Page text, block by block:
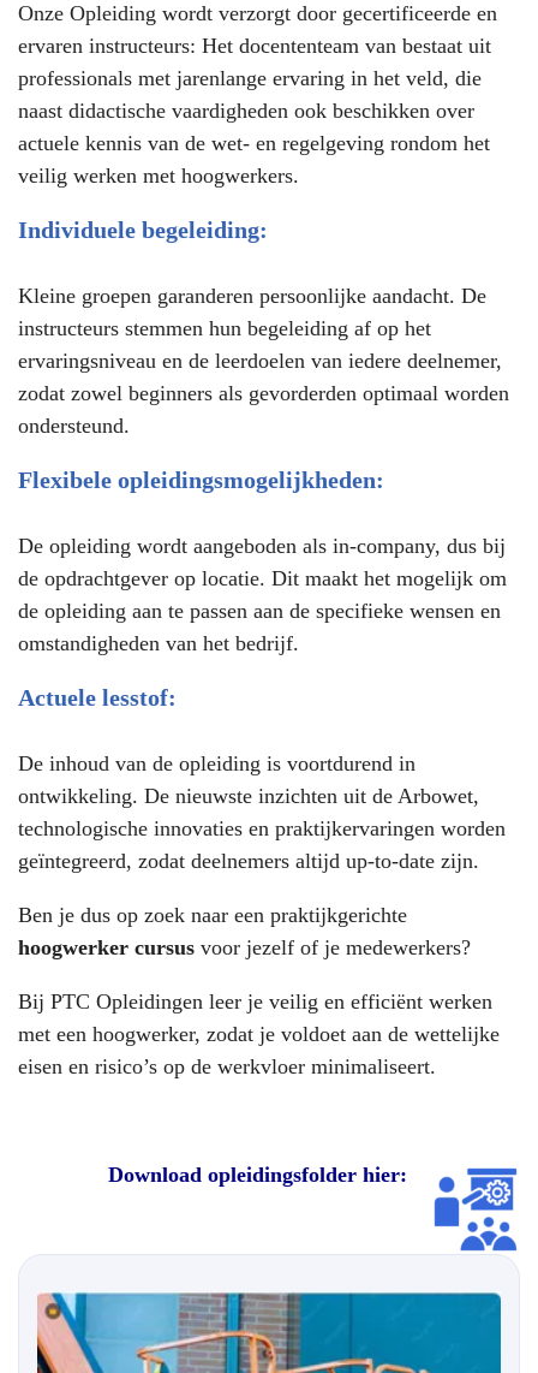
Onze Opleiding wordt verzorgt door gecertificeerde en
ervaren instructeurs: Het docententeam van bestaat uit
professionals met jarenlange ervaring in het veld, die
naast didactische vaardigheden ook beschikken over
actuele kennis van de wet- en regelgeving rondom het
veilig werken met hoogwerkers.
Individuele begeleiding:
Kleine groepen garanderen persoonlijke aandacht. De
instructeurs stemmen hun begeleiding af op het
ervaringsniveau en de leerdoelen van iedere deelnemer,
zodat zowel beginners als gevorderden optimaal worden
ondersteund.
Flexibele opleidingsmogelijkheden:
De opleiding wordt aangeboden als in-company, dus bij
de opdrachtgever op locatie. Dit maakt het mogelijk om
de opleiding aan te passen aan de specifieke wensen en
omstandigheden van het bedrijf.
Actuele lesstof:
De inhoud van de opleiding is voortdurend in
ontwikkeling. De nieuwste inzichten uit de Arbowet,
technologische innovaties en praktijkervaringen worden
geïntegreerd, zodat deelnemers altijd up-to-date zijn.
Ben je dus op zoek naar een praktijkgerichte
hoogwerker cursus voor jezelf of je medewerkers?
Bij PTC Opleidingen leer je veilig en efficiënt werken
met een hoogwerker, zodat je voldoet aan de wettelijke
eisen en risico’s op de werkvloer minimaliseert.
Download opleidingsfolder hier: